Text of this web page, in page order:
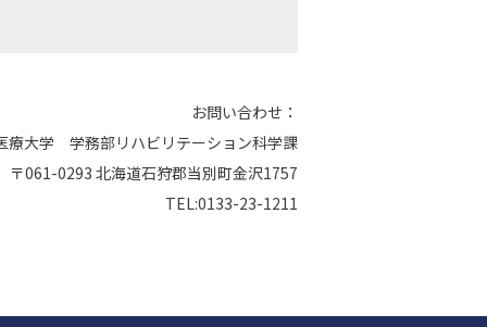
お問い合わせ：
療大学 学務部リハビリテーション科学課
〒061-0293 北海道石狩郡当別町金沢1757
TEL:0133-23-1211